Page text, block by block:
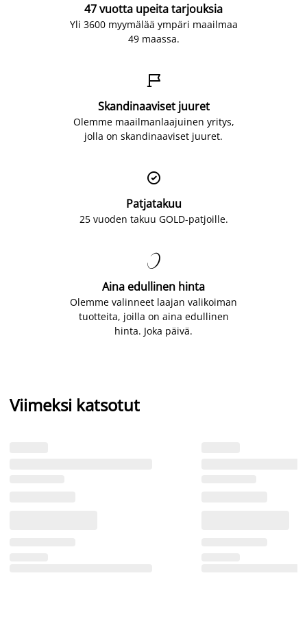
47 vuotta upeita tarjouksia
Yli 3600 myymälää ympäri maailmaa
49 maassa.

Skandinaaviset juuret
Olemme maailmanlaajuinen yritys,
jolla on skandinaaviset juuret.

Patjatakuu
25 vuoden takuu GOLD-patjoille.

Aina edullinen hinta
Olemme valinneet laajan valikoiman
tuotteita, joilla on aina edullinen
hinta. Joka päivä.
Viimeksi katsotut